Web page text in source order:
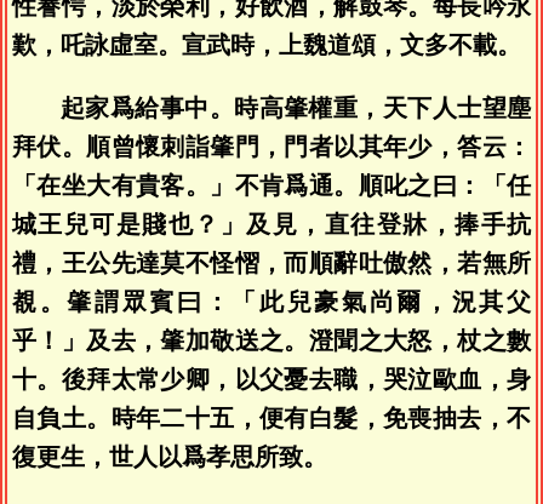
性謇愕，淡於榮利，好飲酒，解鼓琴。每長吟永
歎，吒詠虛室。宣武時，上魏道頌，文多不載。
起家爲給事中。時高肇權重，天下人士望塵
拜伏。順曾懷刺詣肇門，門者以其年少，答云：
「在坐大有貴客。」不肯爲通。順叱之曰：「任
城王兒可是賤也？」及見，直往登牀，捧手抗
禮，王公先達莫不怪慴，而順辭吐傲然，若無所
覩。肇謂眾賓曰：「此兒豪氣尚爾，況其父
乎！」及去，肇加敬送之。澄聞之大怒，杖之數
十。後拜太常少卿，以父憂去職，哭泣歐血，身
自負土。時年二十五，便有白髮，免喪抽去，不
復更生，世人以爲孝思所致。